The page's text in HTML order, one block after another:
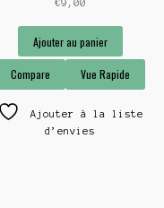
€9,00
Ajouter au panier
Compare Vue Rapide
Ajouter à la liste
d’envies